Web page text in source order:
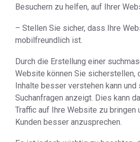
Besuchern zu helfen, auf Ihrer
– Stellen Sie sicher, dass Ihre
mobilfreundlich ist.
Durch die Erstellung einer
Website können Sie sicherstellen,
Inhalte besser verstehen kann und
Suchanfragen anzeigt. Dies kann
Traffic auf Ihre Website zu bringen
Kunden besser anzusprechen.